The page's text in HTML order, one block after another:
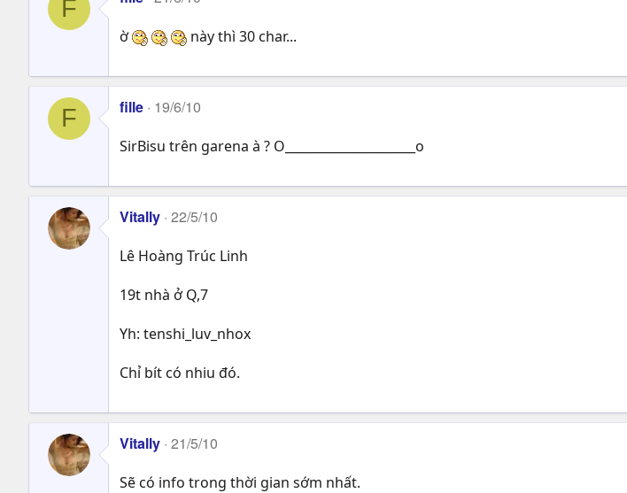
F
ờ này thì 30 char...
F fille 19/6/10
SirBisu trên garena à ? O_____________________o
Vitally 22/5/10
Lê Hoàng Trúc Linh
19t nhà ở Q,7
Yh: tenshi_luv_nhox
Chỉ bít có nhiu đó.
Vitally 21/5/10
Sẽ có info trong thời gian sớm nhất.